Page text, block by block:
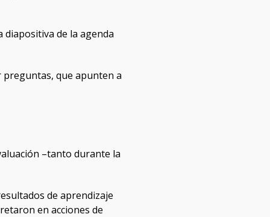
de la agenda
que apunten a
–tanto durante la
de aprendizaje
en acciones de